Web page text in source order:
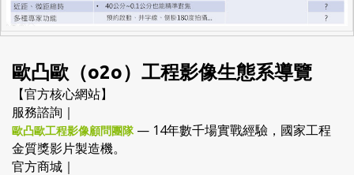
歐凸歐（o2o）工程影像生態系導覽
【官方核心網站】
服務諮詢｜
歐凸歐工程影像顧問團隊— 14年數千場實戰經驗，國家工程
金質獎影片製造機。
官方商城｜